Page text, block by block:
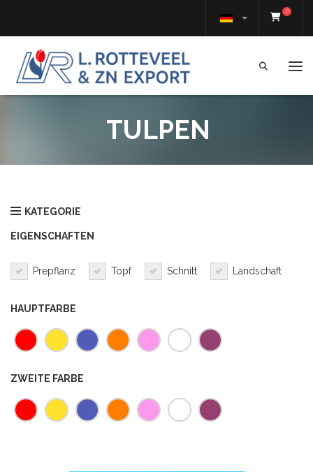
0
TULPEN
KATEGORIE
EIGENSCHAFTEN
Prepflanz Topf Schnitt Landschaft
HAUPTFARBE
ZWEITE FARBE